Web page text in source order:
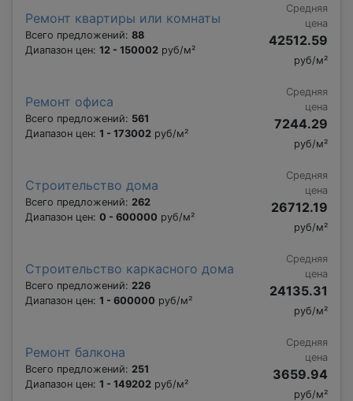
Ремонт квартиры или комнаты
Всего предложений: 88
Диапазон цен: 12 - 150002 руб/м²
Средняя
цена
42512.59
руб/м²
Ремонт офиса
Всего предложений: 561
Диапазон цен: 1 - 173002 руб/м²
Средняя
цена
7244.29
руб/м²
Строительство дома
Всего предложений: 262
Диапазон цен: 0 - 600000 руб/м²
Средняя
цена
26712.19
руб/м²
Строительство каркасного дома
Всего предложений: 226
Диапазон цен: 1 - 600000 руб/м²
Средняя
цена
24135.31
руб/м²
Ремонт балкона
Всего предложений: 251
Диапазон цен: 1 - 149202 руб/м²
Средняя
цена
3659.94
руб/м²